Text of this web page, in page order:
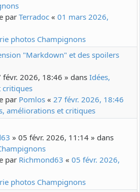
par Terradoc « 01 mars 2026,
photos Champignons
"Markdown" et des spoilers
févr. 2026, 18:46 » dans Idées,
critiques
par Pomlos « 27 févr. 2026, 18:46
améliorations et critiques
» 05 févr. 2026, 11:14 » dans
par Richmond63 « 05 févr. 2026,
photos Champignons